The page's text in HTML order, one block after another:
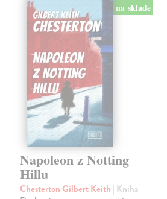
na sklade
Napoleon z Notting
Hillu
Chesterton Gilbert Keith | Kniha